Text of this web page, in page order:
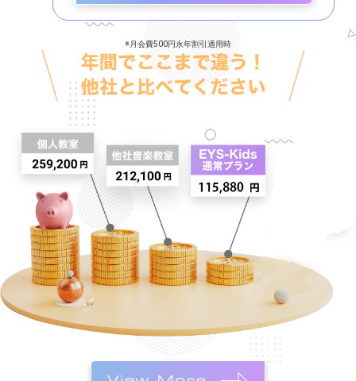
（税込）
※月会費500円永年割引適用時